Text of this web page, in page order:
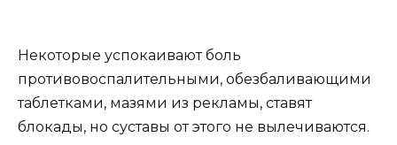
Некоторые успокаивают боль
противовоспалительными, обезбаливающими
таблетками, мазями из рекламы, ставят
блокады, но суставы от этого не вылечиваются.